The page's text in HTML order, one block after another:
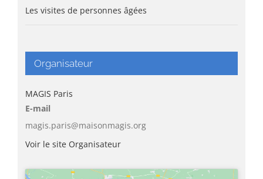
Les visites de personnes âgées
Organisateur
MAGIS Paris
E-mail
magis.paris@maisonmagis.org
Voir le site Organisateur